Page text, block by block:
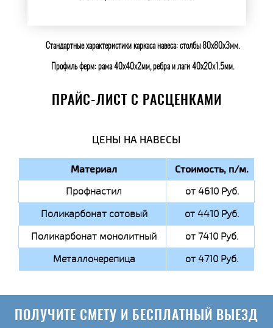
Стандартные характеристики каркаса навеса: столбы 80х80х3мм.
Профиль ферм: рама 40х40х2мм, ребра и лаги 40х20х1.5мм.
ПРАЙС-ЛИСТ С РАСЦЕНКАМИ
ЦЕНЫ НА НАВЕСЫ
Материал Стоимость, п/м.
Профнастил
от 4610 Руб.
Поликарбонат сотовый
от 4410 Руб.
Поликарбонат монолитный
от 7410 Руб.
Металлочерепица
от 4710 Руб.
ПОЛУЧИТЕ СМЕТУ И БЕСПЛАТНЫЙ ВЫЕЗД